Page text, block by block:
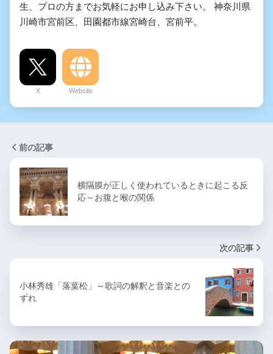
生、プロの方までお気軽にお申し込み下さい。 神奈川県
川崎市宮前区、田園都市線宮崎台、宮前平。
X Website
前の記事
横隔膜が正しく使われているときに起こる反
応～お腹と喉の関係
次の記事
小林秀雄「落葉松」～歌詞の解釈と音楽との
ずれ